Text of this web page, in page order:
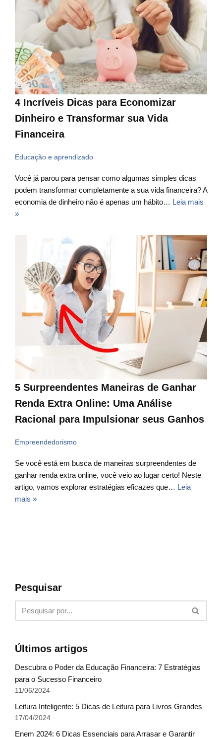
4 Incríveis Dicas para Economizar
Dinheiro e Transformar sua Vida
Financeira
Educação e aprendizado
Você já parou para pensar como algumas simples dicas
podem transformar completamente a sua vida financeira? A
economia de dinheiro não é apenas um hábito… Leia mais
»
5 Surpreendentes Maneiras de Ganhar
Renda Extra Online: Uma Análise
Racional para Impulsionar seus Ganhos
Empreendedorismo
Se você está em busca de maneiras surpreendentes de
ganhar renda extra online, você veio ao lugar certo! Neste
artigo, vamos explorar estratégias eficazes que… Leia
mais »
Pesquisar
Últimos artigos
Descubra o Poder da Educação Financeira: 7 Estratégias
para o Sucesso Financeiro
11/06/2024
Leitura Inteligente: 5 Dicas de Leitura para Livros Grandes
17/04/2024
Enem 2024: 6 Dicas Essenciais para Arrasar e Garantir